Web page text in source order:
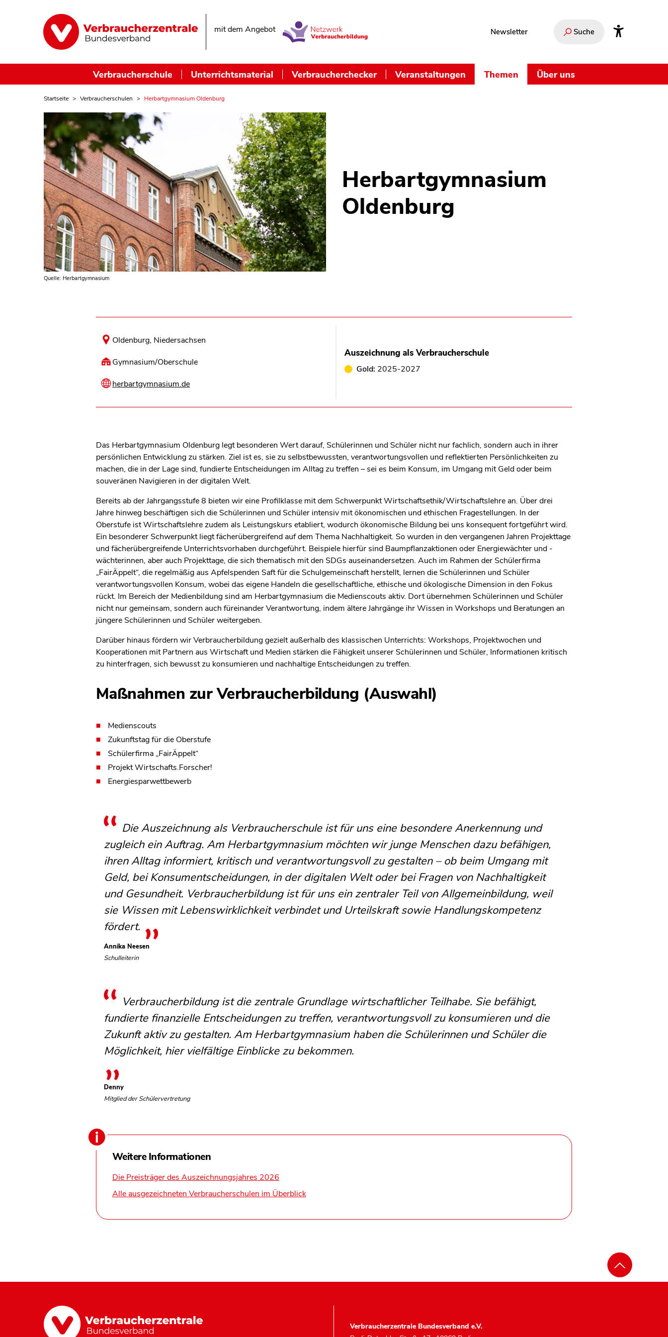
mit dem Angebot Newsletter Suche
Verbraucherschule Unterrichtsmaterial Verbraucherchecker Veranstaltungen Themen Über uns
Startseite Verbraucherschulen Herbartgymnasium Oldenburg
Quelle: Herbartgymnasium
Herbartgymnasium
Oldenburg
Oldenburg, Niedersachsen
Gymnasium/Oberschule
herbartgymnasium.de
Auszeichnung als Verbraucherschule
Gold: 2025-2027
Das Herbartgymnasium Oldenburg legt besonderen Wert darauf, Schülerinnen und Schüler nicht nur fachlich, sondern auch in ihrer
persönlichen Entwicklung zu stärken. Ziel ist es, sie zu selbstbewussten, verantwortungsvollen und reflektierten Persönlichkeiten zu
machen, die in der Lage sind, fundierte Entscheidungen im Alltag zu treffen – sei es beim Konsum, im Umgang mit Geld oder beim
souveränen Navigieren in der digitalen Welt.
Bereits ab der Jahrgangsstufe 8 bieten wir eine Profilklasse mit dem Schwerpunkt Wirtschaftsethik/Wirtschaftslehre an. Über drei
Jahre hinweg beschäftigen sich die Schülerinnen und Schüler intensiv mit ökonomischen und ethischen Fragestellungen. In der
Oberstufe ist Wirtschaftslehre zudem als Leistungskurs etabliert, wodurch ökonomische Bildung bei uns konsequent fortgeführt wird.
Ein besonderer Schwerpunkt liegt fächerübergreifend auf dem Thema Nachhaltigkeit. So wurden in den vergangenen Jahren Projekttage
und fächerübergreifende Unterrichtsvorhaben durchgeführt. Beispiele hierfür sind Baumpflanzaktionen oder Energiewächter und -
wächterinnen, aber auch Projekttage, die sich thematisch mit den SDGs auseinandersetzen. Auch im Rahmen der Schülerfirma
„FairÄppelt“, die regelmäßig aus Apfelspenden Saft für die Schulgemeinschaft herstellt, lernen die Schülerinnen und Schüler
verantwortungsvollen Konsum, wobei das eigene Handeln die gesellschaftliche, ethische und ökologische Dimension in den Fokus
rückt. Im Bereich der Medienbildung sind am Herbartgymnasium die Medienscouts aktiv. Dort übernehmen Schülerinnen und Schüler
nicht nur gemeinsam, sondern auch füreinander Verantwortung, indem ältere Jahrgänge ihr Wissen in Workshops und Beratungen an
jüngere Schülerinnen und Schüler weitergeben.
Darüber hinaus fördern wir Verbraucherbildung gezielt außerhalb des klassischen Unterrichts: Workshops, Projektwochen und
Kooperationen mit Partnern aus Wirtschaft und Medien stärken die Fähigkeit unserer Schülerinnen und Schüler, Informationen kritisch
zu hinterfragen, sich bewusst zu konsumieren und nachhaltige Entscheidungen zu treffen.
Maßnahmen zur Verbraucherbildung (Auswahl)
Medienscouts
Zukunftstag für die Oberstufe
Schülerfirma „FairÄppelt“
Projekt Wirtschafts.Forscher!
Energiesparwettbewerb
Die Auszeichnung als Verbraucherschule ist für uns eine besondere Anerkennung und
zugleich ein Auftrag. Am Herbartgymnasium möchten wir junge Menschen dazu befähigen,
ihren Alltag informiert, kritisch und verantwortungsvoll zu gestalten – ob beim Umgang mit
Geld, bei Konsumentscheidungen, in der digitalen Welt oder bei Fragen von Nachhaltigkeit
und Gesundheit. Verbraucherbildung ist für uns ein zentraler Teil von Allgemeinbildung, weil
sie Wissen mit Lebenswirklichkeit verbindet und Urteilskraft sowie Handlungskompetenz
fördert.
Annika Neesen
Schulleiterin
Verbraucherbildung ist die zentrale Grundlage wirtschaftlicher Teilhabe. Sie befähigt,
fundierte finanzielle Entscheidungen zu treffen, verantwortungsvoll zu konsumieren und die
Zukunft aktiv zu gestalten. Am Herbartgymnasium haben die Schülerinnen und Schüler die
Möglichkeit, hier vielfältige Einblicke zu bekommen.
Denny
Mitglied der Schülervertretung
Weitere Informationen
Die Preisträger des Auszeichnungsjahres 2026
Alle ausgezeichneten Verbraucherschulen im Überblick
Verbraucherzentrale Bundesverband e.V.